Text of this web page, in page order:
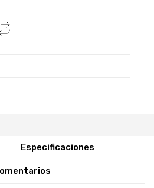
Especificaciones